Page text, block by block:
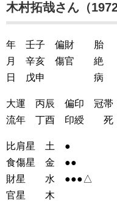
木村拓哉さん（
年 壬子 偏財 胎
月 辛亥 傷官 絶
日 戊申 病
大運 丙辰 偏印 冠帯
流年 丁酉 印綬 死
比肩星 土 ●
食傷星 金 ●●
財星 水 ●●●△
官星 木